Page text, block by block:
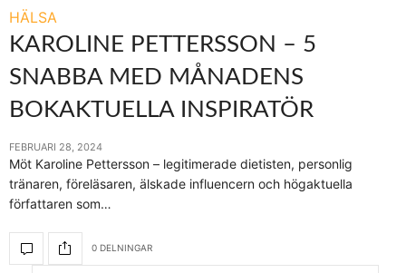
HÄLSA
KAROLINE PETTERSSON – 5
SNABBA MED MÅNADENS
BOKAKTUELLA INSPIRATÖR
FEBRUARI 28, 2024
Möt Karoline Pettersson – legitimerade dietisten, personlig
tränaren, föreläsaren, älskade influencern och högaktuella
författaren som…
0 DELNINGAR